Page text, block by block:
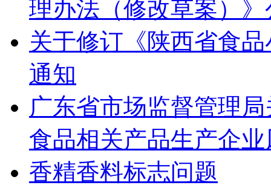
理办法（修改草案）
关于修订《陕西省食
通知
广东省市场监督管理
食品相关产品生产企
香精香料标志问题